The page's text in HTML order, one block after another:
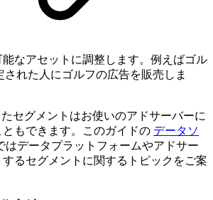
なアセットに調整します。例えばゴル
された人にゴルフの広告を販売しま
たセグメントはお使いのアドサーバーに
もできます。このガイドの データソ
はデータプラットフォームやアドサー
るセグメントに関するトピックをご案